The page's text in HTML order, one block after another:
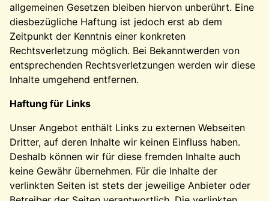
allgemeinen Gesetzen bleiben hiervon unberührt. Eine
diesbezügliche Haftung ist jedoch erst ab dem
Zeitpunkt der Kenntnis einer konkreten
Rechtsverletzung möglich. Bei Bekanntwerden von
entsprechenden Rechtsverletzungen werden wir diese
Inhalte umgehend entfernen.
Haftung für Links
Unser Angebot enthält Links zu externen Webseiten
Dritter, auf deren Inhalte wir keinen Einfluss haben.
Deshalb können wir für diese fremden Inhalte auch
keine Gewähr übernehmen. Für die Inhalte der
verlinkten Seiten ist stets der jeweilige Anbieter oder